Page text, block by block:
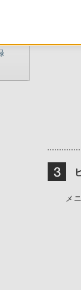
ビ
メ